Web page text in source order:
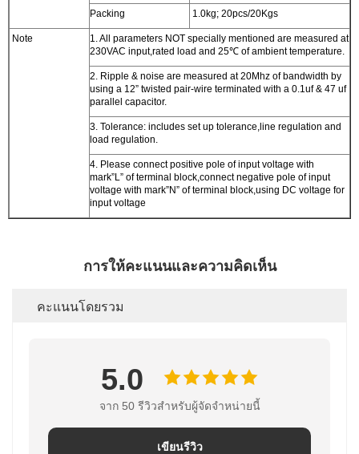
Packing 1.0kg; 20pcs/20Kgs
Note
1. All parameters NOT specially mentioned are measured at
230VAC input,rated load and 25℃ of ambient temperature.
2. Ripple & noise are measured at 20Mhz of bandwidth by
using a 12” twisted pair-wire terminated with a 0.1uf & 47 uf
parallel capacitor.
3. Tolerance: includes set up tolerance,line regulation and
load regulation.
4. Please connect positive pole of input voltage with
mark”L” of terminal block,connect negative pole of input
voltage with mark”N” of terminal block,using DC voltage for
input voltage
การให้คะแนนและความคิดเห็น
คะแนนโดยรวม
5.0
จาก 50 รีวิวสําหรับผู้จัดจําหน่ายนี้
เขียนรีวิว